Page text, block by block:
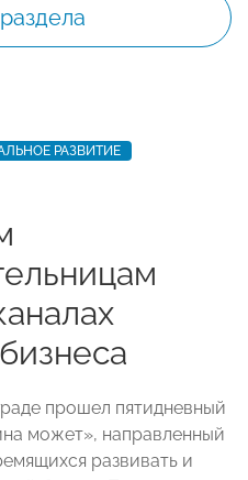
РАЗВИТИЕ
прошел пятидневный
может», направленный
развивать и